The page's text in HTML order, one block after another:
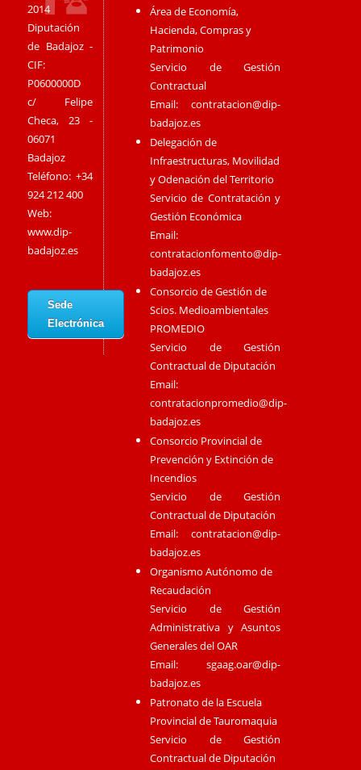
2014
Diputación
de Badajoz -
CIF:
P0600000D
c/ Felipe
Checa, 23 -
06071
Badajoz
Teléfono: +34
924 212 400
Web:
www.dip-
badajoz.es
Sede
Electrónica
Área de Economía,
Hacienda, Compras y
Patrimonio
Servicio de Gestión
Contractual
Email:contratacion@dip-
badajoz.es
Delegación de
Infraestructuras, Movilidad
y Odenación del Territorio
Servicio de Contratación y
Gestión Económica
Email:
contratacionfomento@dip-
badajoz.es
Consorcio de Gestión de
Scios. Medioambientales
PROMEDIO
Servicio de Gestión
Contractual de Diputación
Email:
contratacionpromedio@dip-
badajoz.es
Consorcio Provincial de
Prevención y Extinción de
Incendios
Servicio de Gestión
Contractual de Diputación
Email:contratacion@dip-
badajoz.es
Organismo Autónomo de
Recaudación
Servicio de Gestión
Administrativa y Asuntos
Generales del OAR
Email:sgaag.oar@dip-
badajoz.es
Patronato de la Escuela
Provincial de Tauromaquia
Servicio de Gestión
Contractual de Diputación